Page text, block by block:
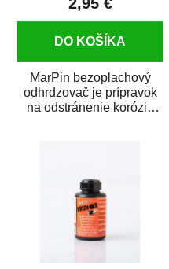
DO KOŠÍKA
MarPin bezoplachový
odhrdzovač je prípravok
na odstránenie korózie